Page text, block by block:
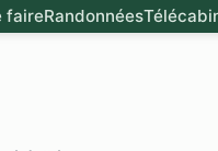
faireRandonnées